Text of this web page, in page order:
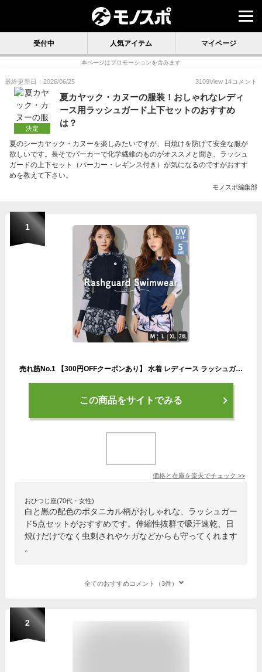
受付中 人気アイテム マイページ
本ページはプロモーションを含みます
最終更新日：2026/06/25 3109View 14コメント
決定
夏カヤック・カヌーの服装！おしゃれなレディ
ース用ラッシュガード上下セットのおすすめ
は？
夏のシーカヤック・カヌーを楽しみたいですが、日焼けを防げて安全な服が
欲しいです。長そでパーカーで化学繊維のものがオススメと聞き、ラッシュ
ガードの上下セット（パーカー・レギンス付き）が気になるのですがおすす
めを教えて下さい。
モノスポ編集部
1
売れ筋No.1 【300円OFFクーポンあり】 水着 レディース ラッシュガード セット 上下セット セットアップ メンズ 体型カバー おしゃれ 長袖 5点セット フィットネス プール セパレート タンクトップ レギンス ショートパンツ 黒 ブラック かわいい
この商品をサイトでみる
価格と在庫を楽天でチェック >>
おひつじ座(70代・女性)
白と黒の配色のボタニカル柄がおしゃれな、ラッシュガー
ド5点セットがおすすめです。伸縮性抜群で吸汗速乾、日
焼けだけでなく虫刺されやケガなどからも守ってくれます
。
全てのおすすめコメント（3件）
2